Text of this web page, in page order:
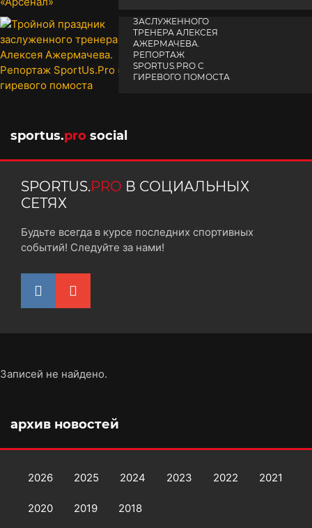
ЗАСЛУЖЕННОГО
ТРЕНЕРА АЛЕКСЕЯ
АЖЕРМАЧЕВА.
РЕПОРТАЖ
SPORTUS.PRO С
ГИРЕВОГО ПОМОСТА
sportus.pro social
SPORTUS.PRO В СОЦИАЛЬНЫХ
СЕТЯХ
Будьте всегда в курсе последних спортивных
событий! Следуйте за нами!
Записей не найдено.
архив новостей
2026 2025 2024 2023 2022 2021
2020 2019 2018